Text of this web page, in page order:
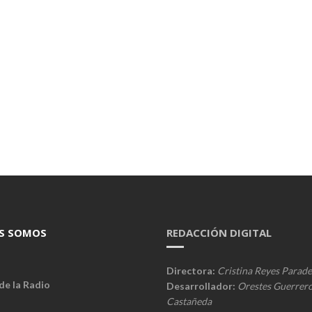
SOMOS
la Radio
REDACCIÓN DIGITAL
Directora: Cristina Reyes
Desarrollador: Orestes
Castañeda